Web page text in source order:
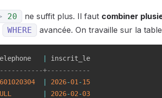
20 ne suffit plus. Il faut combiner
WHERE avancée. On travaille sur la table
+-----------
2026-01 -15
2026-02-03